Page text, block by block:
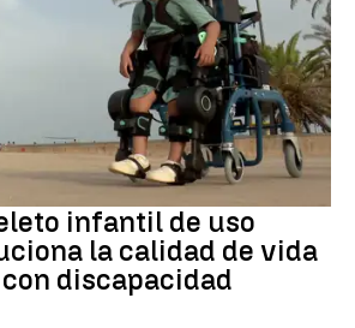
infantil de uso
la calidad de vida
discapacidad